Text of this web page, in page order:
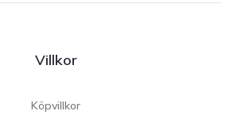
Villkor
Köpvillkor